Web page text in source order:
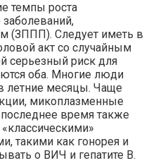
темпы роста
(ЗППП). Следует иметь в
акт со случайным
серьезный риск для
оба. Многие люди
летние месяцы. Чаще
микоплазменные
время также
такими как гонорея и
о ВИЧ и гепатите В.